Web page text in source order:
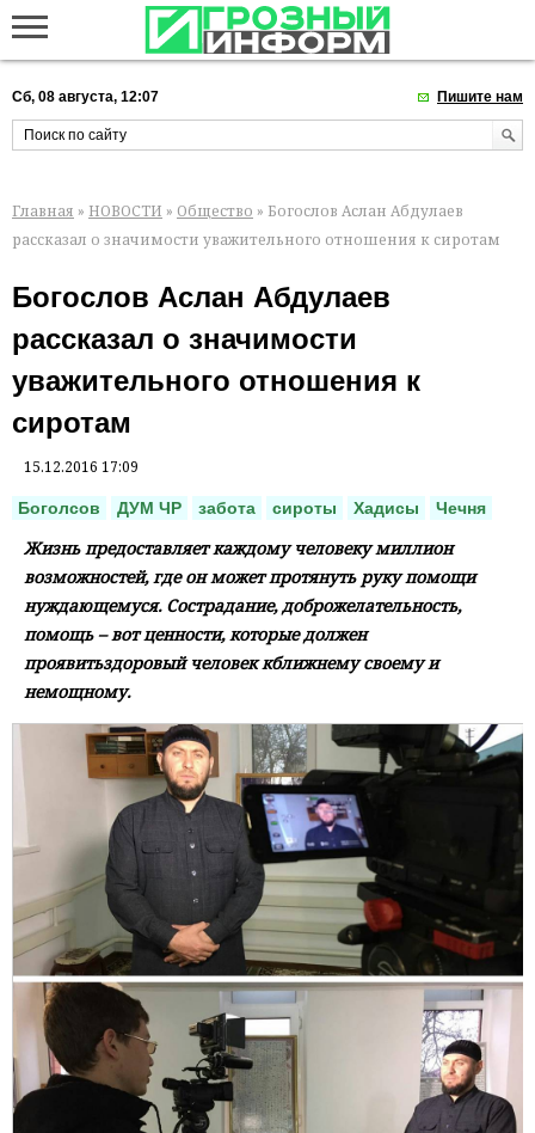
Сб, 08 августа, 12:07 Пишите нам
Главная » НОВОСТИ » Общество » Богослов Аслан Абдулаев
рассказал о значимости уважительного отношения к сиротам
Богослов Аслан Абдулаев
рассказал о значимости
уважительного отношения к
сиротам
15.12.2016 17:09
Боголсов ДУМ ЧР забота сироты Хадисы Чечня
Жизнь предоставляет каждому человеку миллион
возможностей, где он может протянуть руку помощи
нуждающемуся. Сострадание, доброжелательность,
помощь – вот ценности, которые должен
проявитьздоровый человек кближнему своему и
немощному.